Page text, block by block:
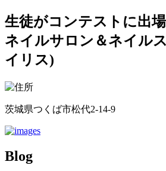
生徒がコンテストに出
ネイルサロン＆ネイル
イリス)
茨城県つくば市松代2-14-9
Blog